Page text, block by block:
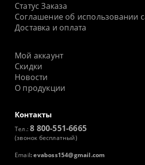
Статус Заказа
Соглашение об использовании
Доставка и оплата
Мой аккаунт
Скидки
Новости
О продукции
Контакты
Тел.:8 800-551-6665
(звонок бесплатный)
Email: evaboss154@gmail.com